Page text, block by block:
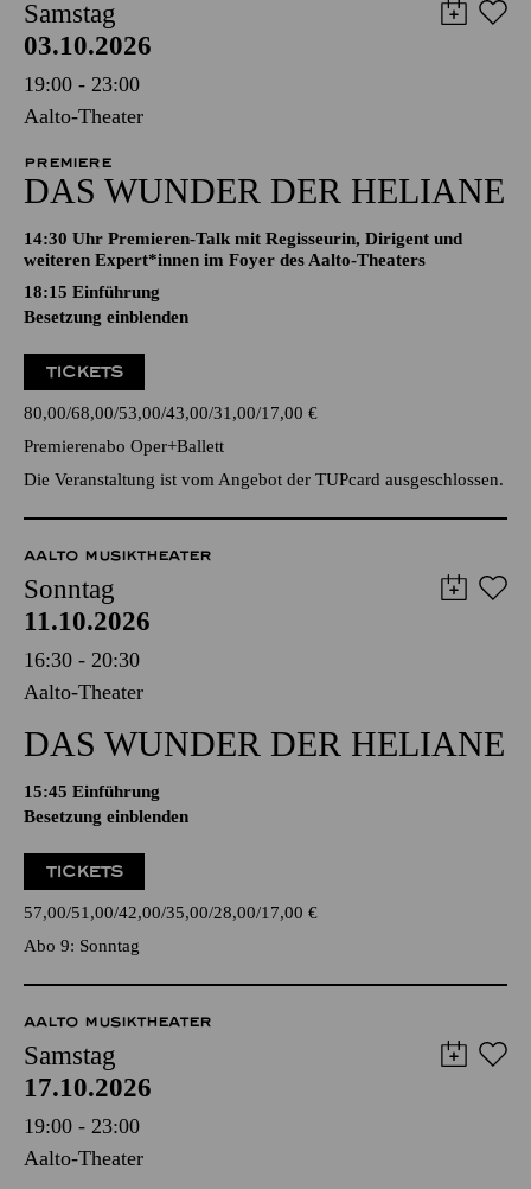
Samstag
03.10.2026
19:00 - 23:00
Aalto-Theater
PREMIERE
DAS WUNDER DER HELIANE
14:30 Uhr Premieren-Talk mit Regisseurin, Dirigent und
weiteren Expert*innen im Foyer des Aalto-Theaters
18:15 Einführung
Besetzung einblenden
TICKETS
80,00 68,00 53,00 43,00 31,00 17,00 €
Premierenabo Oper+Ballett
Die Veranstaltung ist vom Angebot der TUPcard ausgeschlossen.
AALTO MUSIKTHEATER
Sonntag
11.10.2026
16:30 - 20:30
Aalto-Theater
DAS WUNDER DER HELIANE
15:45 Einführung
Besetzung einblenden
TICKETS
57,00 51,00 42,00 35,00 28,00 17,00 €
Abo 9: Sonntag
AALTO MUSIKTHEATER
Samstag
17.10.2026
19:00 - 23:00
Aalto-Theater